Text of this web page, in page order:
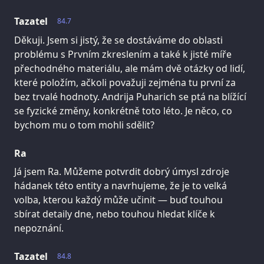
84.7
Tazatel
Děkuji. Jsem si jistý, že se dostáváme do oblasti
problému s Prvním zkreslením a také k jisté míře
přechodného materiálu, ale mám dvě otázky od lidí,
které položím, ačkoli považuji zejména tu první za
bez trvalé hodnoty. Andrija Puharich se ptá na blížící
se fyzické změny, konkrétně toto léto. Je něco, co
bychom mu o tom mohli sdělit?
Ra
Já jsem Ra. Můžeme potvrdit dobrý úmysl zdroje
hádanek této entity a navrhujeme, že je to velká
volba, kterou každý může učinit — buď touhou
sbírat detaily dne, nebo touhou hledat klíče k
nepoznání.
84.8
Tazatel